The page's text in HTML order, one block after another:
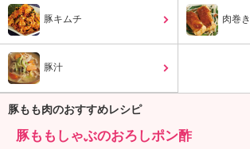
う
理
豚キムチ 肉巻き
豚汁
豚もも肉のおすすめレシピ
豚ももしゃぶのおろしポン酢